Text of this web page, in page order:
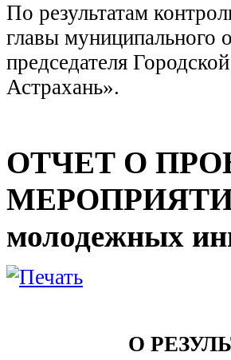
По результатам
главы муниципального
председателя
Астрахань».
ОТЧЕТ О
МЕРОПРИЯТИЯ
молодежных
О